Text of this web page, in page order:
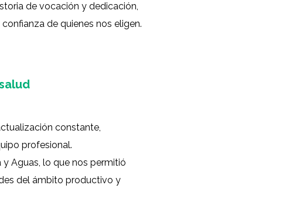
de vocación y dedicación,
de quienes nos eligen.​
constante,
profesional.
Aguas, lo que nos permitió
del ámbito productivo y